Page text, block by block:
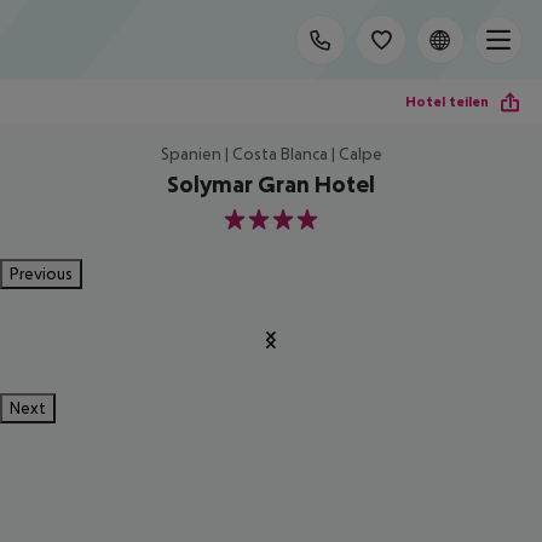
Hotel teilen
Spanien | Costa Blanca | Calpe
Solymar Gran Hotel
4
Previous
Next